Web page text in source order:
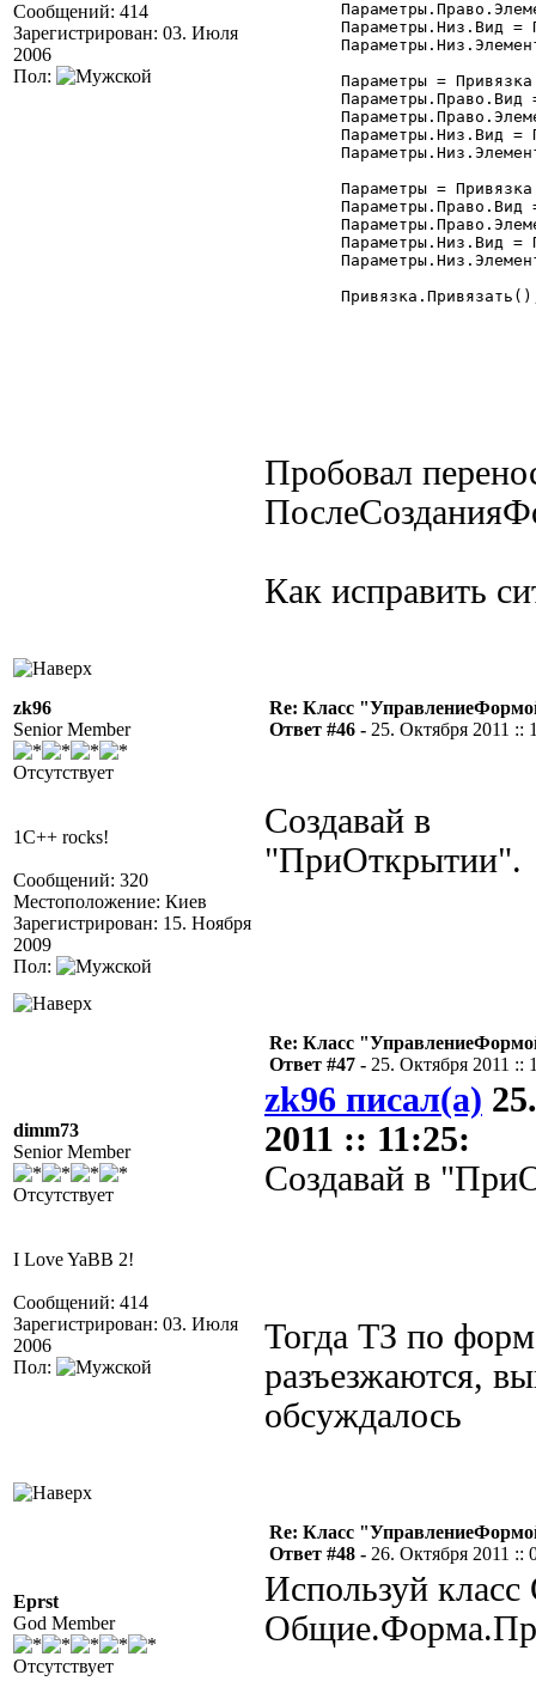
Сообщений: 414
Зарегистрирован: 03. Июля
2006
Пол:
Пробовал
Как исправить
zk96
Senior Member
Отсутствует
1C++ rocks!
Сообщений: 320
Местоположение: Киев
Зарегистрирован: 15. Ноября
2009
Пол:
Re: Класс
Ответ #46 - 25. Октября 2011 ::
Создавай в
"ПриОткрытии".
dimm73
Senior Member
Отсутствует
I Love YaBB 2!
Сообщений: 414
Зарегистрирован: 03. Июля
2006
Пол:
Re: Класс
Ответ #47 - 25. Октября 2011 ::
zk96 писал(а)
2011 :: 11:25:
Создавай в
Тогда ТЗ по
разъезжаются,
обсуждалось
Eprst
God Member
Отсутствует
Re: Класс
Ответ #48 - 26. Октября 2011 ::
Используй